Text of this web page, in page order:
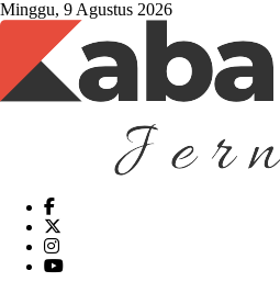
Minggu, 9 Agustus 2026